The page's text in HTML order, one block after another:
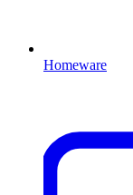
Homeware